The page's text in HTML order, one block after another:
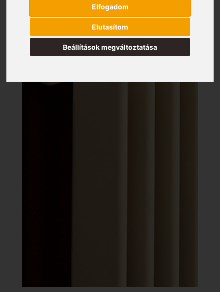
Elfogadom
Elutasítom
Beállítások megváltoztatása